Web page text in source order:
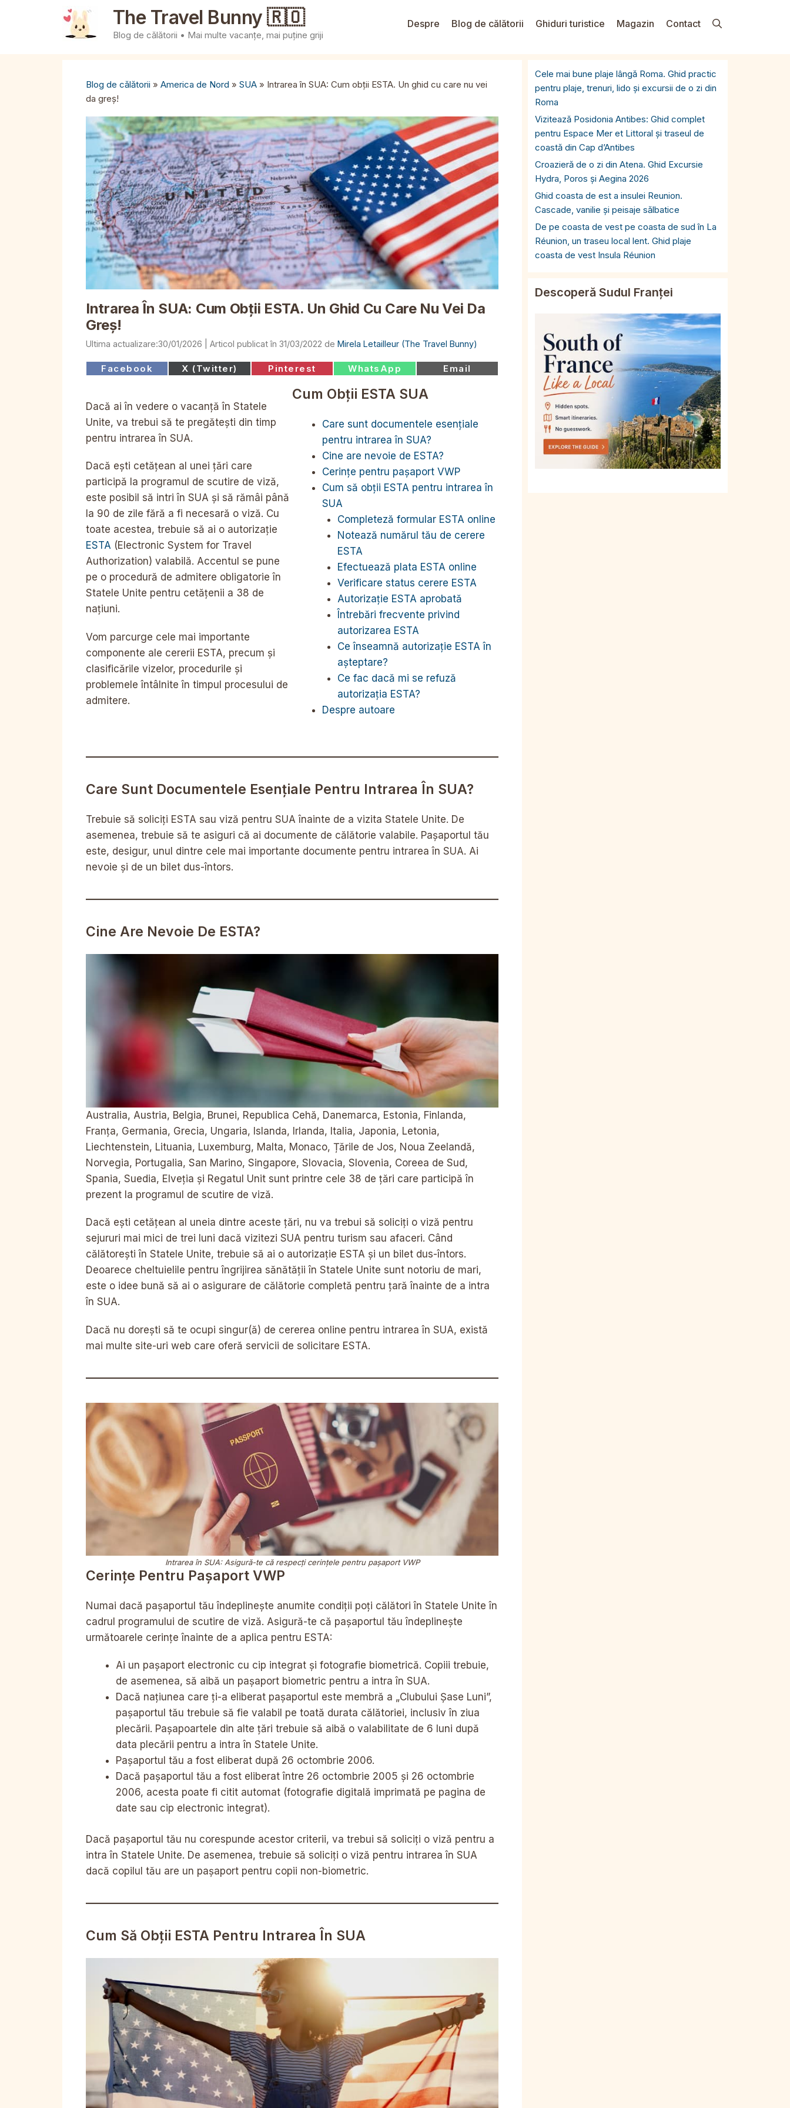
The Travel Bunny 🇷🇴
Blog de călătorii • Mai multe vacanțe, mai puține griji
Despre Blog de călătorii Ghiduri turistice Magazin Contact
Blog de călătorii » America de Nord » SUA » Intrarea în SUA: Cum obții ESTA. Un ghid cu care nu vei
da greș!
Intrarea În SUA: Cum Obții ESTA. Un Ghid Cu Care Nu Vei Da
Greș!
30/01/2026 31/03/2022 de Mirela Letailleur (The Travel Bunny)
Share
on
Facebook Share
on
X (Twitter) Share
on
Pinterest Share
on
WhatsApp Share
on
Email
Dacă ai în vedere o vacanță în Statele
Unite, va trebui să te pregătești din timp
pentru intrarea în SUA.
Dacă ești cetățean al unei țări care
participă la programul de scutire de viză,
este posibil să intri în SUA și să rămâi până
la 90 de zile fără a fi necesară o viză. Cu
toate acestea, trebuie să ai o autorizație
ESTA (Electronic System for Travel
Authorization) valabilă. Accentul se pune
pe o procedură de admitere obligatorie în
Statele Unite pentru cetățenii a 38 de
națiuni.
Vom parcurge cele mai importante
componente ale cererii ESTA, precum și
clasificările vizelor, procedurile și
problemele întâlnite în timpul procesului de
admitere.
Cum Obții ESTA SUA
Care sunt documentele esențiale
pentru intrarea în SUA?
Cine are nevoie de ESTA?
Cerințe pentru pașaport VWP
Cum să obții ESTA pentru intrarea în
SUA
Completeză formular ESTA online
Notează numărul tău de cerere
ESTA
Efectuează plata ESTA online
Verificare status cerere ESTA
Autorizație ESTA aprobată
Întrebări frecvente privind
autorizarea ESTA
Ce înseamnă autorizație ESTA în
așteptare?
Ce fac dacă mi se refuză
autorizația ESTA?
Despre autoare
Care Sunt Documentele Esențiale Pentru Intrarea În SUA?
Trebuie să soliciți ESTA sau viză pentru SUA înainte de a vizita Statele Unite. De
asemenea, trebuie să te asiguri că ai documente de călătorie valabile. Pașaportul tău
este, desigur, unul dintre cele mai importante documente pentru intrarea în SUA. Ai
nevoie și de un bilet dus-întors.
Cine Are Nevoie De ESTA?
Australia, Austria, Belgia, Brunei, Republica Cehă, Danemarca, Estonia, Finlanda,
Franța, Germania, Grecia, Ungaria, Islanda, Irlanda, Italia, Japonia, Letonia,
Liechtenstein, Lituania, Luxemburg, Malta, Monaco, Țările de Jos, Noua Zeelandă,
Norvegia, Portugalia, San Marino, Singapore, Slovacia, Slovenia, Coreea de Sud,
Spania, Suedia, Elveția și Regatul Unit sunt printre cele 38 de țări care participă în
prezent la programul de scutire de viză.
Dacă ești cetățean al uneia dintre aceste țări, nu va trebui să soliciți o viză pentru
sejururi mai mici de trei luni dacă vizitezi SUA pentru turism sau afaceri. Când
călătorești în Statele Unite, trebuie să ai o autorizație ESTA și un bilet dus-întors.
Deoarece cheltuielile pentru îngrijirea sănătății în Statele Unite sunt notoriu de mari,
este o idee bună să ai o asigurare de călătorie completă pentru țară înainte de a intra
în SUA.
Dacă nu dorești să te ocupi singur(ă) de cererea online pentru intrarea în SUA, există
mai multe site-uri web care oferă servicii de solicitare ESTA.
Intrarea în SUA: Asigură-te că respecți cerințele pentru pașaport VWP
Cerințe Pentru Pașaport VWP
Numai dacă pașaportul tău îndeplinește anumite condiții poți călători în Statele Unite în
cadrul programului de scutire de viză. Asigură-te că pașaportul tău îndeplinește
următoarele cerințe înainte de a aplica pentru ESTA:
Ai un pașaport electronic cu cip integrat și fotografie biometrică. Copiii trebuie,
de asemenea, să aibă un pașaport biometric pentru a intra în SUA.
Dacă națiunea care ți-a eliberat pașaportul este membră a „Clubului Șase Luni”,
pașaportul tău trebuie să fie valabil pe toată durata călătoriei, inclusiv în ziua
plecării. Pașapoartele din alte țări trebuie să aibă o valabilitate de 6 luni după
data plecării pentru a intra în Statele Unite.
Pașaportul tău a fost eliberat după 26 octombrie 2006.
Dacă pașaportul tău a fost eliberat între 26 octombrie 2005 și 26 octombrie
2006, acesta poate fi citit automat (fotografie digitală imprimată pe pagina de
date sau cip electronic integrat).
Dacă pașaportul tău nu corespunde acestor criterii, va trebui să soliciți o viză pentru a
intra în Statele Unite. De asemenea, trebuie să soliciți o viză pentru intrarea în SUA
dacă copilul tău are un pașaport pentru copii non-biometric.
Cum Să Obții ESTA Pentru Intrarea În SUA
Cele mai bune plaje lângă Roma. Ghid practic
pentru plaje, trenuri, lido și excursii de o zi din
Roma
Vizitează Posidonia Antibes: Ghid complet
pentru Espace Mer et Littoral și traseul de
coastă din Cap d’Antibes
Croazieră de o zi din Atena. Ghid Excursie
Hydra, Poros și Aegina 2026
Ghid coasta de est a insulei Reunion.
Cascade, vanilie și peisaje sălbatice
De pe coasta de vest pe coasta de sud în La
Réunion, un traseu local lent. Ghid plaje
coasta de vest Insula Réunion
Descoperă Sudul Franței